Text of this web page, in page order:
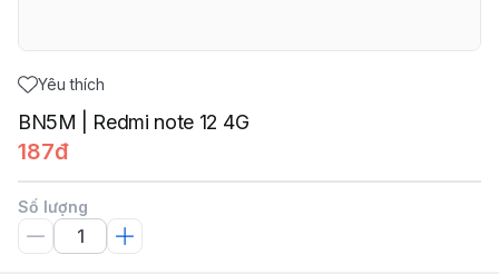
Yêu thích
BN5M | Redmi note 12 4G
187đ
Số lượng